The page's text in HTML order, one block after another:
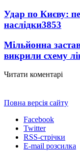
Удар по Києву:
наслідки3853
Мільйонна
викрили схему
Читати коментарі
Повна версія сайту
Facebook
Twitter
RSS-стрічки
E-mail розсилка